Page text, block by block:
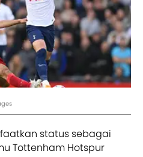
status sebagai
Tottenham Hotspur